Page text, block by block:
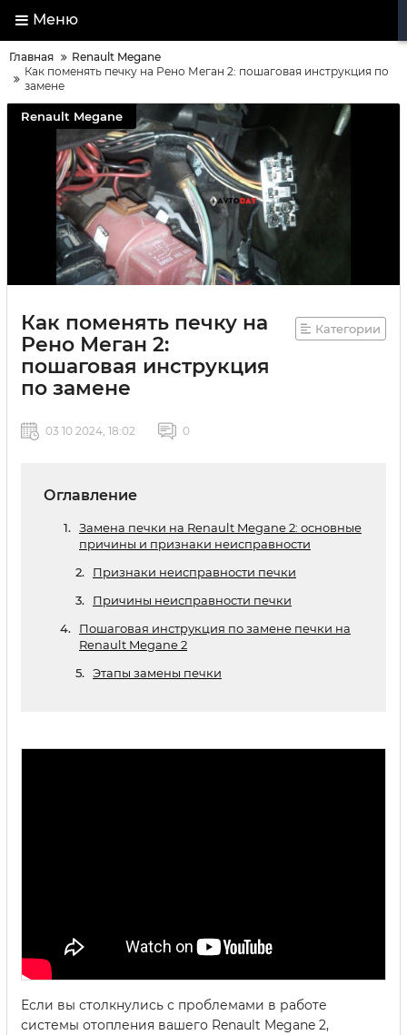
Меню
Главная
Renault Megane
Как поменять печку на Рено Меган 2: пошаговая инструкция по
замене
Renault Megane
Как поменять печку на
Рено Меган 2:
пошаговая инструкция
по замене
Категории
03 10 2024, 18:02 0
Оглавление
Замена печки на Renault Megane 2: основные
причины и признаки неисправности
Признаки неисправности печки
Причины неисправности печки
Пошаговая инструкция по замене печки на
Renault Megane 2
Этапы замены печки
Если вы столкнулись с проблемами в работе
системы отопления вашего Renault Megane 2,